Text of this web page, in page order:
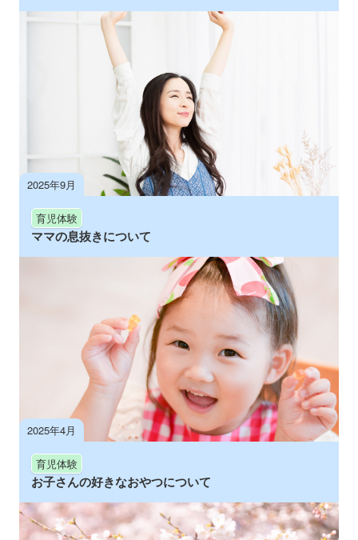
2025年9月
育児体験
ママの息抜きについて
2025年4月
育児体験
お子さんの好きなおやつについて